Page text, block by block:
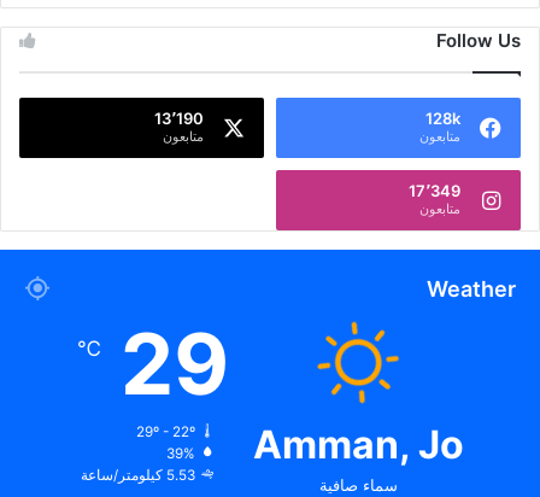
Follow Us
128k
متابعون
13٬190
متابعون
17٬349
متابعون
Weather
Amman, Jo
سماء صافية
29
℃
29º - 22º
39%
5.53 كيلومتر/ساعة